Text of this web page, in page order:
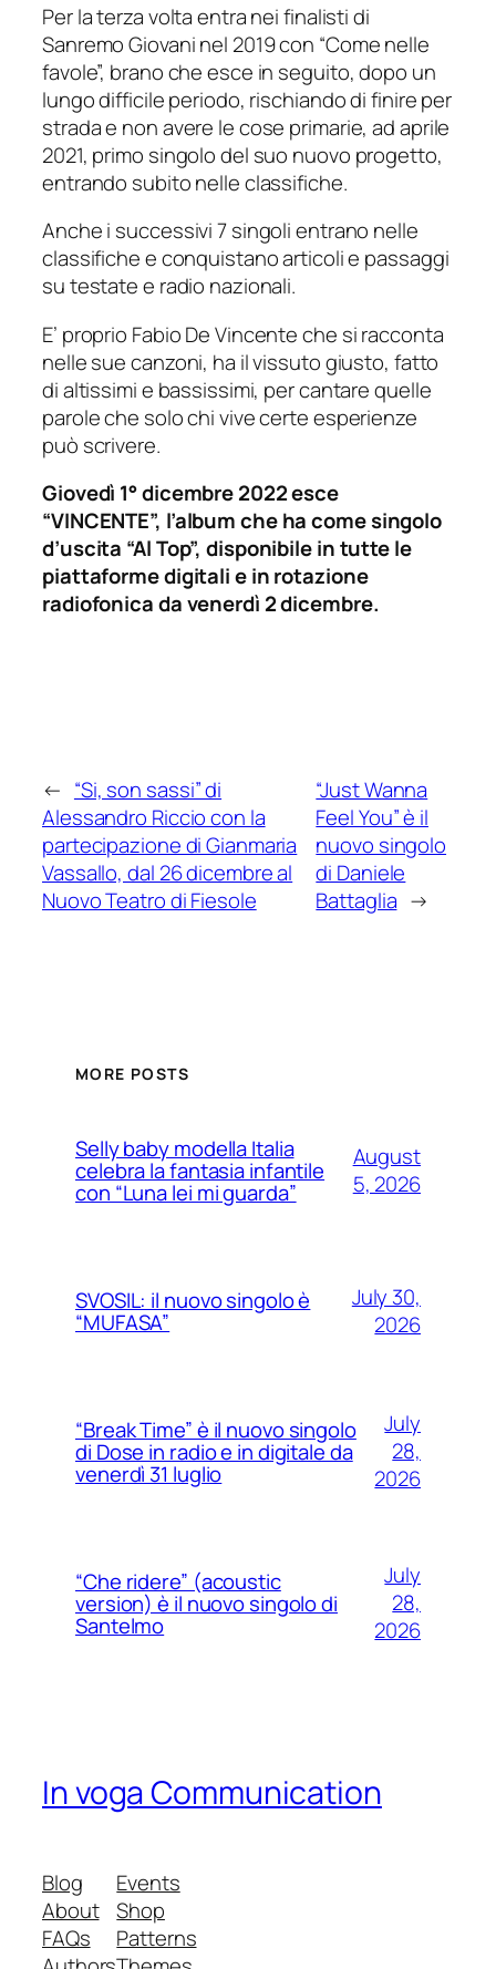
Per la terza volta entra nei finalisti di
Sanremo Giovani nel 2019 con “Come nelle
favole”, brano che esce in seguito, dopo un
lungo difficile periodo, rischiando di finire per
strada e non avere le cose primarie, ad aprile
2021, primo singolo del suo nuovo progetto,
entrando subito nelle classifiche.
Anche i successivi 7 singoli entrano nelle
classifiche e conquistano articoli e passaggi
su testate e radio nazionali.
E’ proprio Fabio De Vincente che si racconta
nelle sue canzoni, ha il vissuto giusto, fatto
di altissimi e bassissimi, per cantare quelle
parole che solo chi vive certe esperienze
può scrivere.
Giovedì 1° dicembre 2022 esce
“VINCENTE”, l’album che ha come singolo
d’uscita “Al Top”, disponibile in tutte le
piattaforme digitali e in rotazione
radiofonica da venerdì 2 dicembre.
← “Si, son sassi” di
Alessandro Riccio con la
partecipazione di Gianmaria
Vassallo, dal 26 dicembre al
Nuovo Teatro di Fiesole
“Just Wanna
Feel You” è il
nuovo singolo
di Daniele
Battaglia →
MORE POSTS
Selly baby modella Italia
celebra la fantasia infantile
con “Luna lei mi guarda”
August
5, 2026
SVOSIL: il nuovo singolo è
“MUFASA”
July 30,
2026
“Break Time” è il nuovo singolo
di Dose in radio e in digitale da
venerdì 31 luglio
July
28,
2026
“Che ridere” (acoustic
version) è il nuovo singolo di
Santelmo
July
28,
2026
In voga Communication
Blog
About
FAQs
Events
Shop
Patterns